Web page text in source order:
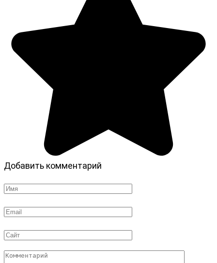
Добавить комментарий
Имя
Email
Сайт
Комментарий